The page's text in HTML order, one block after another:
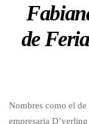
de
Nombres como el
empresaria